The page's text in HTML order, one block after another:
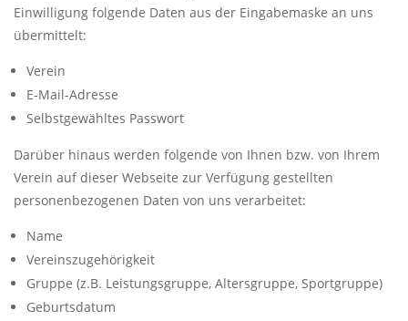
Einwilligung folgende Daten aus der Eingabemaske an uns
übermittelt:
Verein
E-Mail-Adresse
Selbstgewähltes Passwort
Darüber hinaus werden folgende von Ihnen bzw. von Ihrem
Verein auf dieser Webseite zur Verfügung gestellten
personenbezogenen Daten von uns verarbeitet:
Name
Vereinszugehörigkeit
Gruppe (z.B. Leistungsgruppe, Altersgruppe, Sportgruppe)
Geburtsdatum